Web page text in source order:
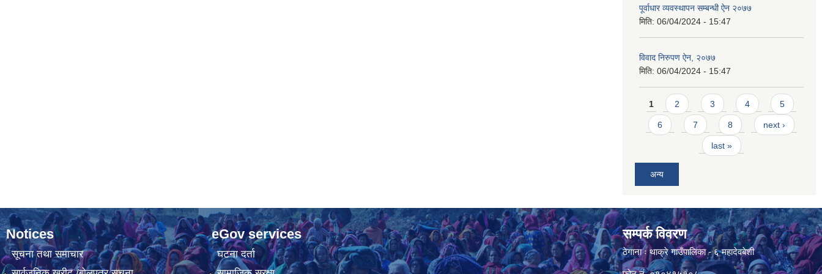
पूर्वाधार व्यवस्थापन सम्बन्धी ऐन २०७७
मिति: 06/04/2024 - 15:47
विवाद निरुपण ऐन, २०७७
मिति: 06/04/2024 - 15:47
Pages
1 2 3 4 5
6 7 8 next ›
last »
अन्य
Notices
सूचना तथा समाचार
eGov services
घटना दर्ता
सम्पर्क विवरण
ठेगाना ः थाक्रे गाउँपालिका - ६ महादेवबेशी